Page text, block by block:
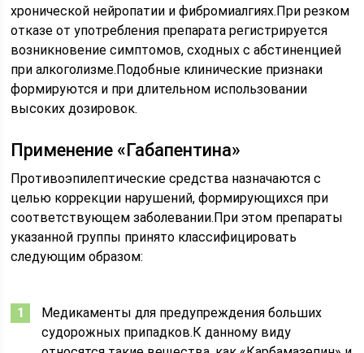
хронической нейропатии и фибромиалгиях.При резком
отказе от употребления препарата регистрируется
возникновение симптомов, сходных с абстиненцией
при алкоголизме.Подобные клинические признаки
формируются и при длительном использовании
высоких дозировок.
Применение «Габапентина»
Противоэпилептические средства назначаются с
целью коррекции нарушений, формирующихся при
соответствующем заболевании.При этом препараты
указанной группы принято классифицировать
следующим образом:
Медикаменты для предупреждения больших
судорожных припадков.К данному виду